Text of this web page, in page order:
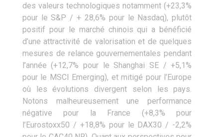
des valeurs technologiques notamment (+23,3%
pour le S&P / + 28,6% pour le Nasdaq), plutôt
positif pour le marché chinois qui a bénéficié
d’une attractivité de valorisation et de quelques
mesures de relance gouvernementales pendant
l’année (+12,7% pour le Shanghai SE / +5,1%
pour le MSCI Emerging), et mitigé pour l’Europe
où les évolutions divergent selon les pays.
Notons malheureusement une performance
négative pour la France (+8,3% pour
l’Eurostoxx50 / +18,8% pour le DAX30 / -2,2%